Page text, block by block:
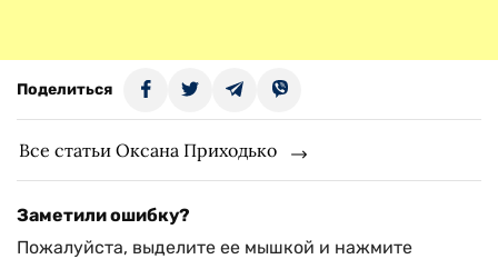
Поделиться
Все статьи Оксана Приходько
Заметили ошибку?
Пожалуйста, выделите ее мышкой и нажмите